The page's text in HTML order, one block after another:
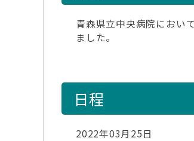
青森県立中央病院におい
ました。
日程
2022年03月25日